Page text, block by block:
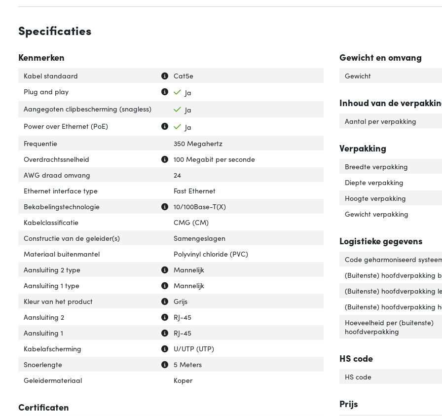
Specificaties
Kenmerken
Uitleg over 'Kabel standaard'
Verberg uitleg over 'Kabel standaard'
Kabel standaard
Cat5e
Uitleg over 'Plug and play'
Verberg uitleg over 'Plug and play'
Plug and play
Ja
Aangegoten clipbescherming (snagless)
Ja
Uitleg over 'Power over Ethernet (PoE)'
Verberg uitleg over 'Power over Ethernet (PoE)'
Power over Ethernet (PoE)
Ja
Frequentie
350 Megahertz
Uitleg over 'Overdrachtssnelheid'
Verberg uitleg over 'Overdrachtssnelheid'
Overdrachtssnelheid
100 Megabit per seconde
AWG draad omvang
24
Ethernet interface type
Fast Ethernet
Uitleg over 'Bekabelingstechnologie'
Verberg uitleg over 'Bekabelingstechnologie'
Bekabelingstechnologie
10/100Base-T(X)
Kabelclassificatie
CMG (CM)
Constructie van de geleider(s)
Samengeslagen
Materiaal buitenmantel
Polyvinyl chloride (PVC)
Uitleg over 'Aansluiting 2 type'
Verberg uitleg over 'Aansluiting 2 type'
Aansluiting 2 type
Mannelijk
Uitleg over 'Aansluiting 1 type'
Verberg uitleg over 'Aansluiting 1 type'
Aansluiting 1 type
Mannelijk
Uitleg over 'Kleur van het product'
Verberg uitleg over 'Kleur van het product'
Kleur van het product
Grijs
Uitleg over 'Aansluiting 2'
Verberg uitleg over 'Aansluiting 2'
Aansluiting 2
RJ-45
Uitleg over 'Aansluiting 1'
Verberg uitleg over 'Aansluiting 1'
Aansluiting 1
RJ-45
Uitleg over 'Kabelafscherming'
Verberg uitleg over 'Kabelafscherming'
Kabelafscherming
U/UTP (UTP)
Uitleg over 'Snoerlengte'
Verberg uitleg over 'Snoerlengte'
Snoerlengte
5 Meters
Geleidermateriaal
Koper
Certificaten
Gewicht en omvang
Gewicht
Inhoud van de
Aantal per verpakking
Verpakking
Breedte verpakking
Diepte verpakking
Hoogte verpakking
Gewicht verpakking
Logistieke gegevens
Code geharmoniseerd
(Buitenste) hoofdverpakking
(Buitenste) hoofdverpakking
(Buitenste) hoofdverpakking
Hoeveelheid per (buitenste)
hoofdverpakking
HS code
HS code
Prijs